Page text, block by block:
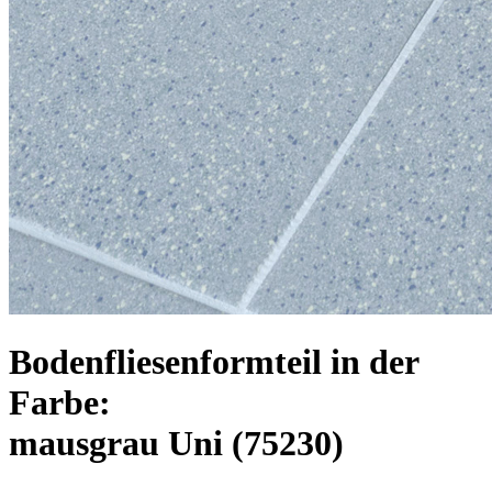
Bodenfliesenformteil in der
Farbe:
mausgrau Uni (75230)